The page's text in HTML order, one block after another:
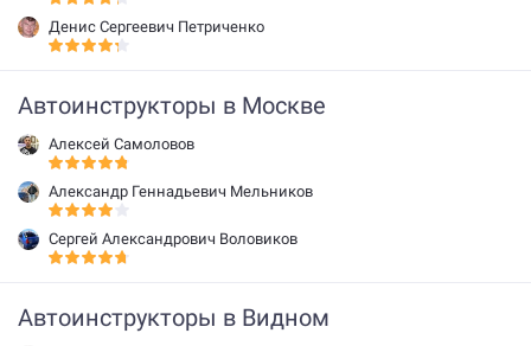
Денис Сергеевич Петриченко
Автоинструкторы в Москве
Алексей Самоловов
Александр Геннадьевич Мельников
Сергей Александрович Воловиков
Автоинструкторы в Видном